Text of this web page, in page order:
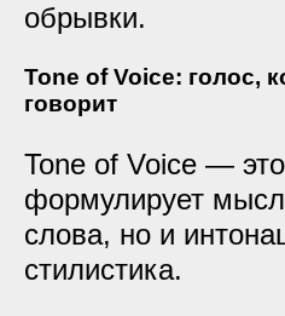
обрывки.
Tone of Voice: голос,
говорит
Tone of Voice —
формулирует
слова, но и
стилистика.